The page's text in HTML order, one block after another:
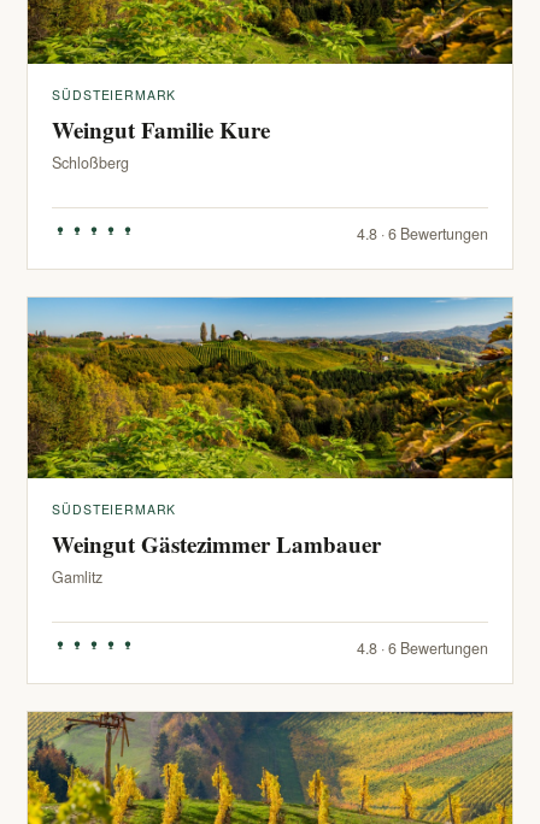
SÜDSTEIERMARK
Weingut Familie Kure
Schloßberg
4.8 · 6 Bewertungen
SÜDSTEIERMARK
Weingut Gästezimmer Lambauer
Gamlitz
4.8 · 6 Bewertungen